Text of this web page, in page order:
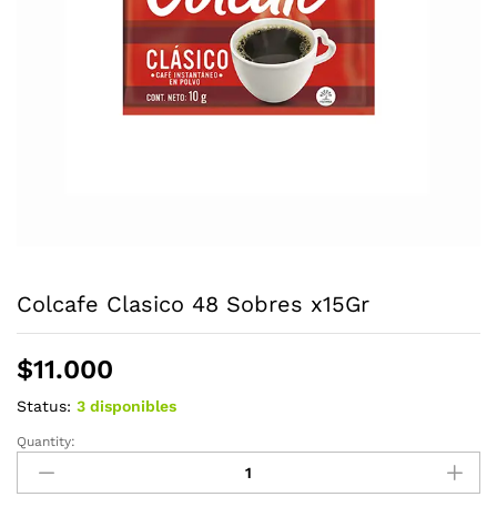
Colcafe Clasico 48 Sobres x15Gr
$11.000
Status: 3 disponibles
Colcafe
Clasico
48
Quantity: